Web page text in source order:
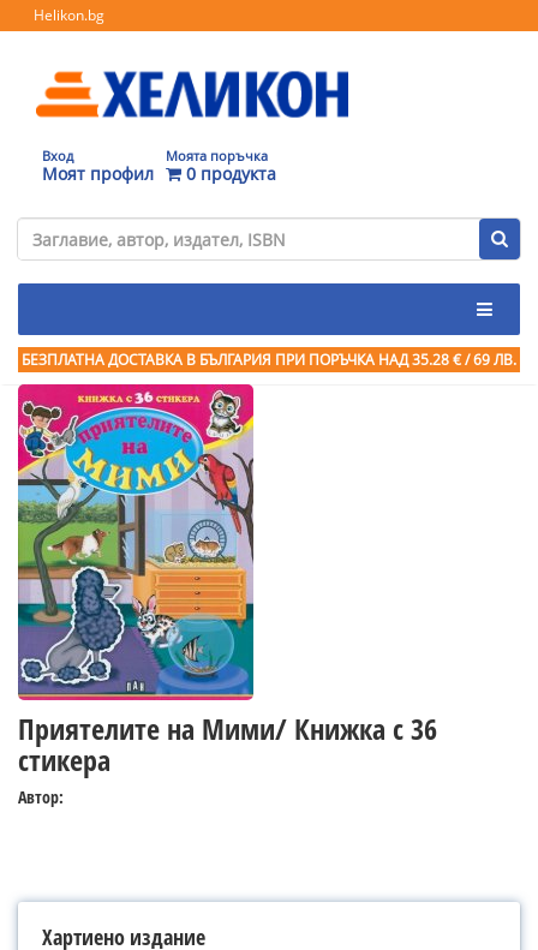
Helikon.bg
Вход
Моят профил
Моята поръчка
0 продукта
БЕЗПЛАТНА ДОСТАВКА В БЪЛГАРИЯ ПРИ ПОРЪЧКА НАД 35.28 € / 69 ЛВ.
Приятелите на Мими/ Книжка с 36
стикера
Автор:
Хартиено издание